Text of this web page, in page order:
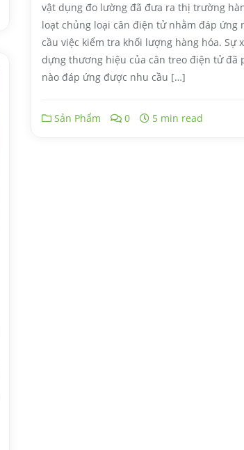
vật dụng đo lường đã đưa ra thị trường
loạt chủng loại cân điện tử nhằm đáp ứng
cầu việc kiểm tra khối lượng hàng hóa. Sự
dựng thương hiệu của cân treo điện tử đã
nào đáp ứng được nhu cầu […]
Sản Phẩm 0 5 min read